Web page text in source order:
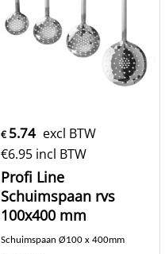
€ 5.74 excl BTW
€6.95 incl BTW
Profi Line
Schuimspaan rvs
100x400 mm
Schuimspaan Ø100 x 400mm